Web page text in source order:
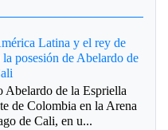
Latina y el rey de
la posesión de Abelardo de
Abelardo de la Espriella
de Colombia en la Arena
de Cali, en u...